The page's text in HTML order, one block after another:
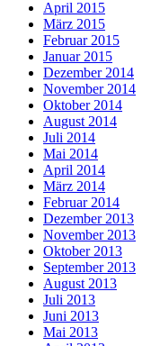
April 2015
März 2015
Februar 2015
Januar 2015
Dezember 2014
November 2014
Oktober 2014
August 2014
Juli 2014
Mai 2014
April 2014
März 2014
Februar 2014
Dezember 2013
November 2013
Oktober 2013
September 2013
August 2013
Juli 2013
Juni 2013
Mai 2013